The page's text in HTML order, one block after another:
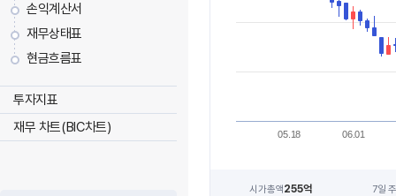
손익계산서
재무상태표
현금흐름표
투자지표
재무 차트(BIC차트)
05.18 06.01
시가총액255억 7일